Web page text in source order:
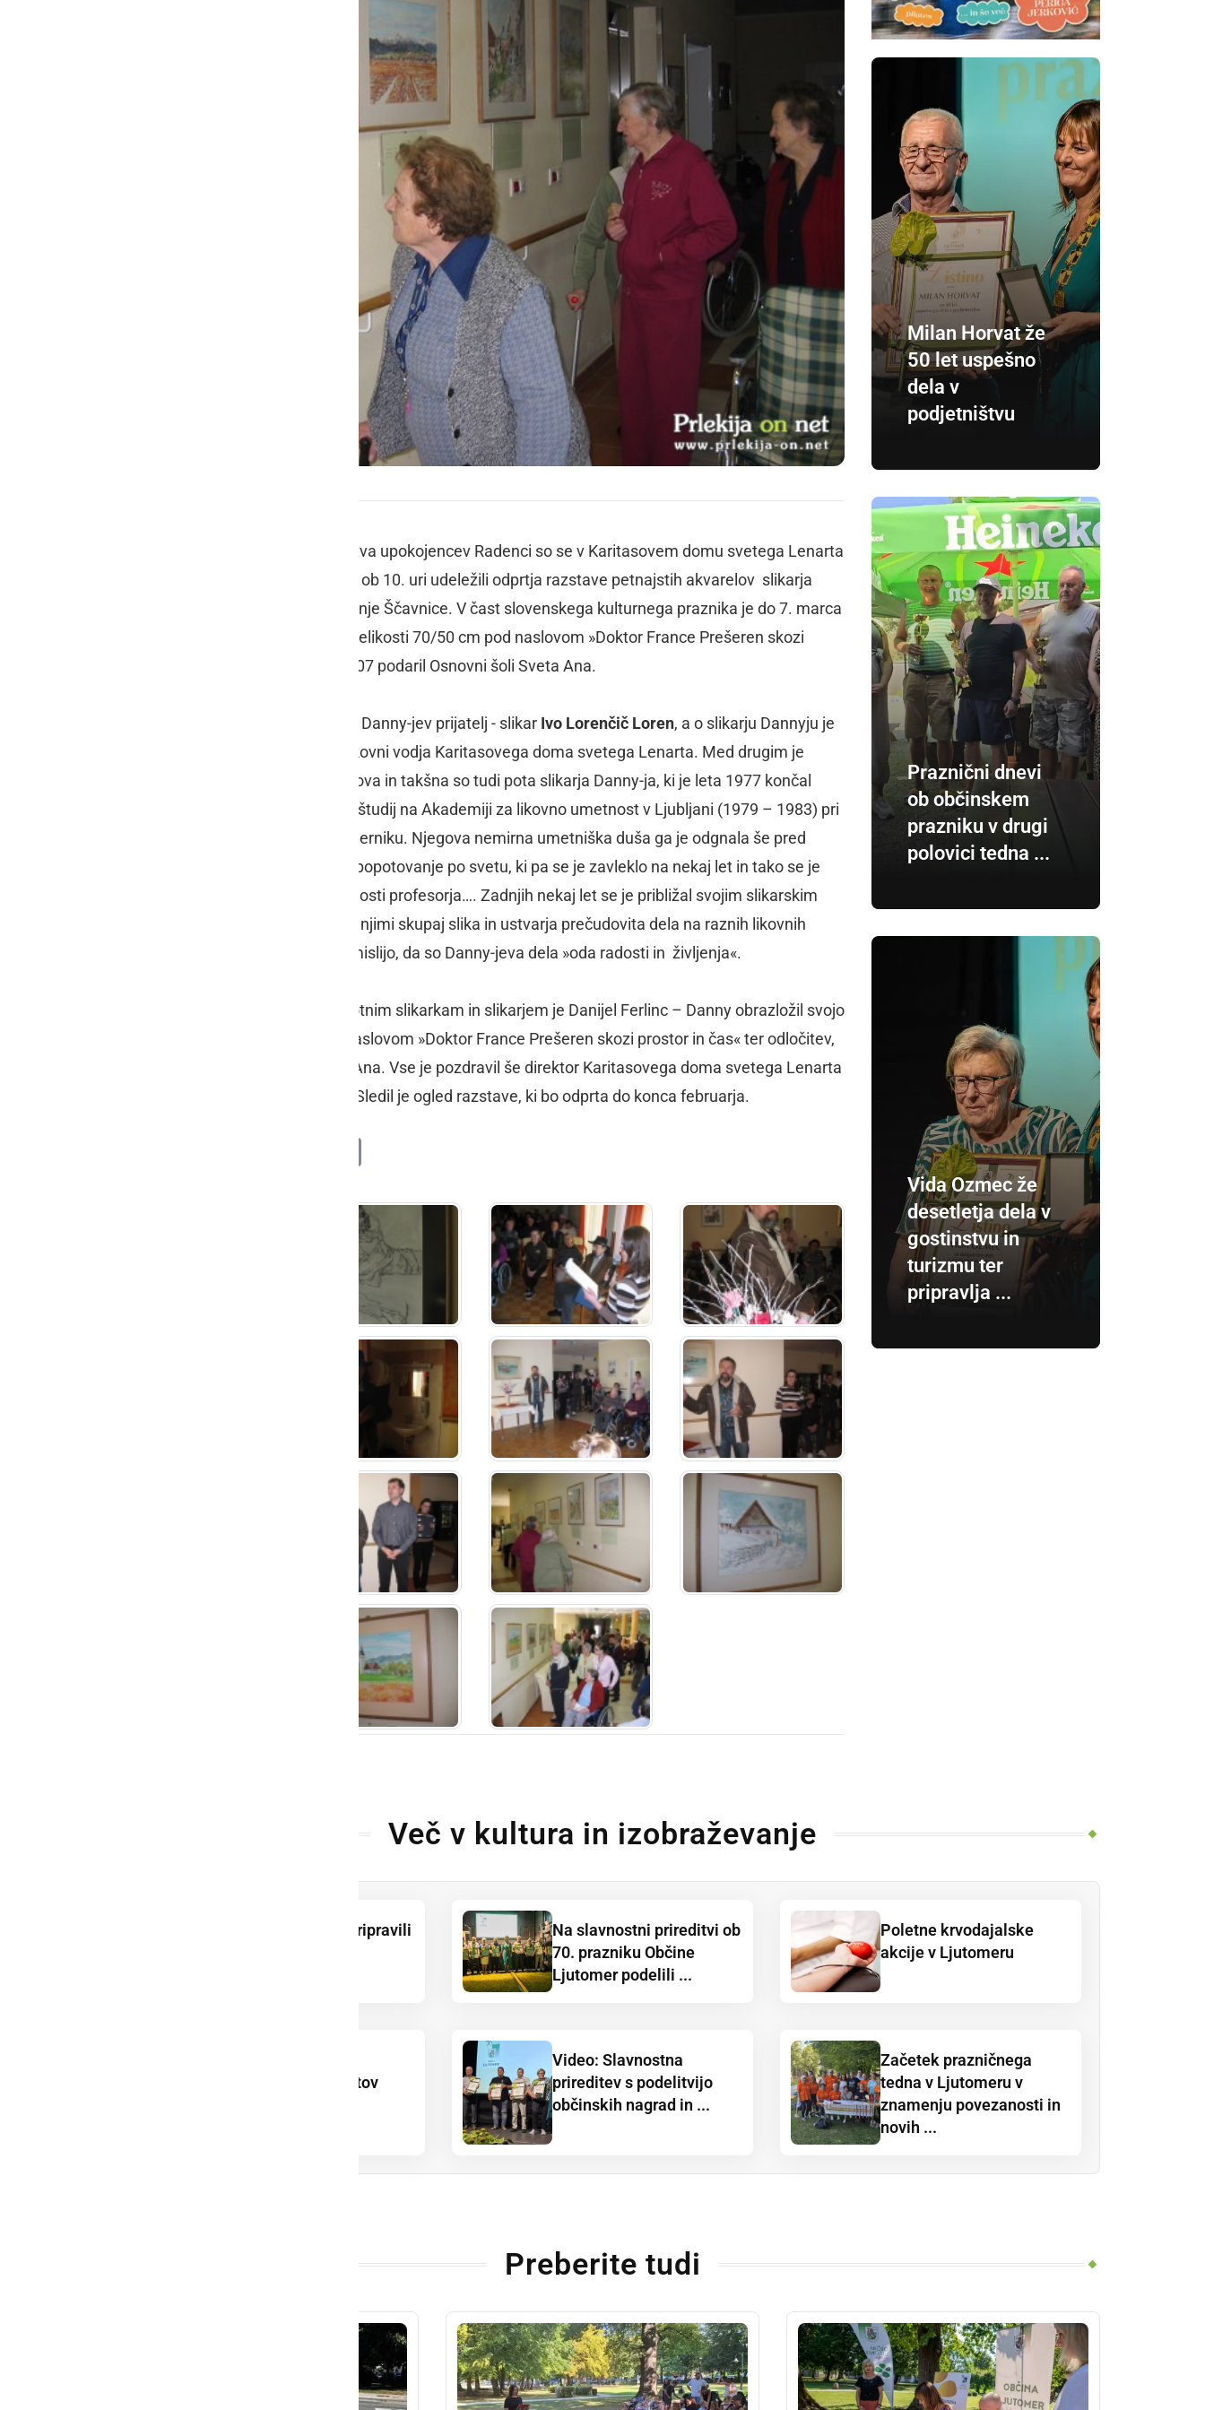
Članice in člani likovne sekcije Društva upokojencev Radenci so se v Karitasovem domu svetega Lenarta
v Lenartu v ponedeljek, 7. februarja, ob 10. uri udeležili odprtja razstave petnajstih akvarelov slikarja
iz Zgornje Ščavnice. V čast slovenskega kulturnega praznika je do 7. marca
razstavljen ciklus kar 15 akvarelov velikosti 70/50 cm pod naslovom »Doktor France Prešeren skozi
prostor in čas«, ki jih je slikar leta 2007 podaril Osnovni šoli Sveta Ana.
Pesmi Franceta Prešerna je recitiral Danny-jev prijatelj - slikar Ivo Lorenčič Loren, a o slikarju Dannyju je
, strokovni vodja Karitasovega doma svetega Lenarta. Med drugim je
povedala: »…Čudna so pota gospodova in takšna so tudi pota slikarja Danny-ja, ki je leta 1977 končal
oblikovalno šolo ter nato nadaljeval študij na Akademiji za likovno umetnost v Ljubljani (1979 – 1983) pri
profesorju Kiarju Mešku in Janezu Berniku. Njegova nemirna umetniška duša ga je odgnala še pred
zaključkom akademije na enoletno popotovanje po svetu, ki pa se je zavleklo na nekaj let in tako se je
študij ustavil na tej točki ob veliki žalosti profesorja…. Zadnjih nekaj let se je približal svojim slikarskim
kolegom, se z njimi druži, jih bodri, z njimi skupaj slika in ustvarja prečudovita dela na raznih likovnih
delavnicah… Skratka, zaključimo z mislijo, da so Danny-jeva dela »oda radosti in življenja«.
Vsem navzočim, tudi številnim prisotnim slikarkam in slikarjem je Danijel Ferlinc – Danny obrazložil svojo
odločitev za ciiklus akvarelov pod naslovom »Doktor France Prešeren skozi prostor in čas« ter odločitev,
da ciklus podari Osnovni šoli Sveta Ana. Vse je pozdravil še direktor Karitasovega doma svetega Lenarta
, ki je razstavo odprl. Sledil je ogled razstave, ki bo odprta do konca februarja.
PrintFriendly
Milan Horvat že
50 let uspešno
dela v
podjetništvu
Praznični dnevi
ob občinskem
prazniku v drugi
polovici tedna ...
Vida Ozmec že
desetletja dela v
gostinstvu in
turizmu ter
pripravlja ...
Več v kultura in izobraževanje
Ob Fričovi kapeli pripravili
Na slavnostni prireditvi ob
70. prazniku Občine
Ljutomer podelili ...
Poletne krvodajalske
akcije v Ljutomeru
ljutomerskih talentov
Video: Slavnostna
prireditev s podelitvijo
občinskih nagrad in ...
Začetek prazničnega
tedna v Ljutomeru v
znamenju povezanosti in
novih ...
Preberite tudi